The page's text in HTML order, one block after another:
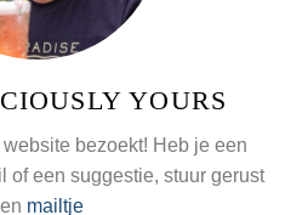
YOURS
bezoekt! Heb je een
of een suggestie, stuur gerust
mailtje